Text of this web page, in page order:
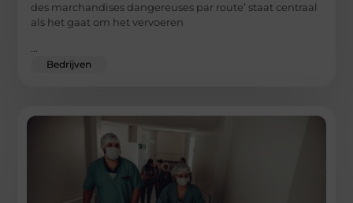
des marchandises dangereuses par route’ staat centraal
als het gaat om het vervoeren
...
Bedrijven